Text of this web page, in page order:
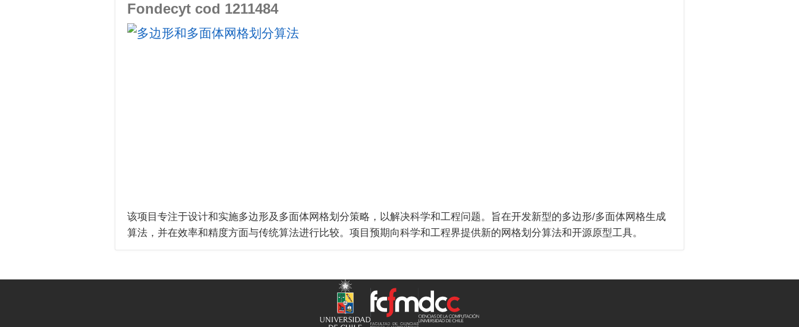
Fondecyt cod 1211484
该项目专注于设计和实施多边形及多面体网格划分策略，以解决科学和工程问题。旨在开发新型的多边形/多面体网格生成
算法，并在效率和精度方面与传统算法进行比较。项目预期向科学和工程界提供新的网格划分算法和开源原型工具。